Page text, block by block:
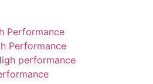
Performance
Performance
performance